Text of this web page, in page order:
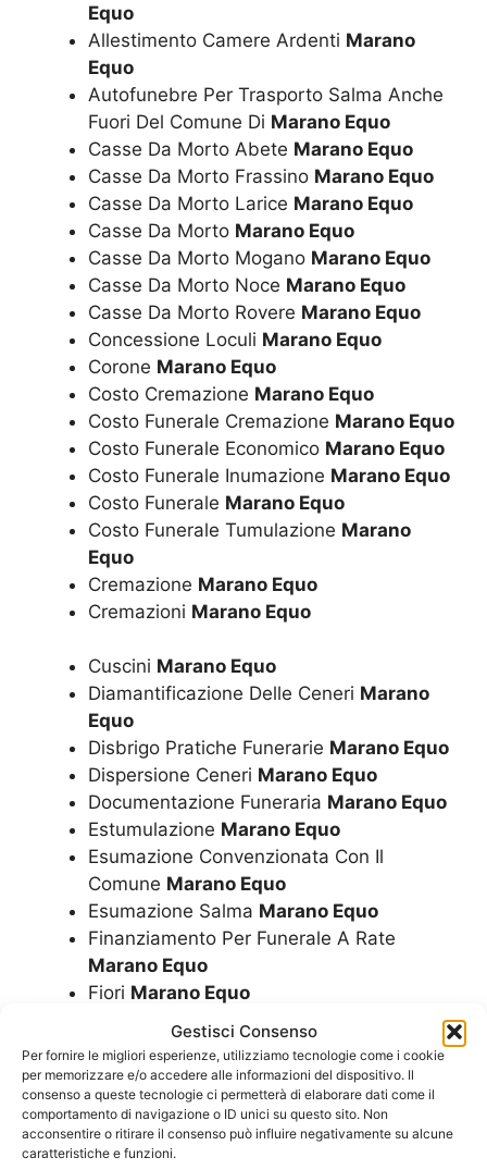
Gestisci Consenso
Per fornire le migliori esperienze, utilizziamo tecnologie come i cookie
per memorizzare e/o accedere alle informazioni del dispositivo. Il
consenso a queste tecnologie ci permetterà di elaborare dati come il
comportamento di navigazione o ID unici su questo sito. Non
acconsentire o ritirare il consenso può influire negativamente su alcune
caratteristiche e funzioni.
Equo
Allestimento Camere Ardenti Marano
Equo
Autofunebre Per Trasporto Salma Anche
Fuori Del Comune Di Marano Equo
Casse Da Morto Abete Marano Equo
Casse Da Morto Frassino Marano Equo
Casse Da Morto Larice Marano Equo
Casse Da Morto Marano Equo
Casse Da Morto Mogano Marano Equo
Casse Da Morto Noce Marano Equo
Casse Da Morto Rovere Marano Equo
Concessione Loculi Marano Equo
Corone Marano Equo
Costo Cremazione Marano Equo
Costo Funerale Cremazione Marano Equo
Costo Funerale Economico Marano Equo
Costo Funerale Inumazione Marano Equo
Costo Funerale Marano Equo
Costo Funerale Tumulazione Marano
Equo
Cremazione Marano Equo
Cremazioni Marano Equo
Cuscini Marano Equo
Diamantificazione Delle Ceneri Marano
Equo
Disbrigo Pratiche Funerarie Marano Equo
Dispersione Ceneri Marano Equo
Documentazione Funeraria Marano Equo
Estumulazione Marano Equo
Esumazione Convenzionata Con Il
Comune Marano Equo
Esumazione Salma Marano Equo
Finanziamento Per Funerale A Rate
Marano Equo
Fiori Marano Equo
Funerale A RateMarano Equo
Funerale Convenzionato Con Il Comune
Marano Equo
Funerale EconomicoMarano Equo
Funerale LaicoMarano Equo
FuneraleMarano Equo